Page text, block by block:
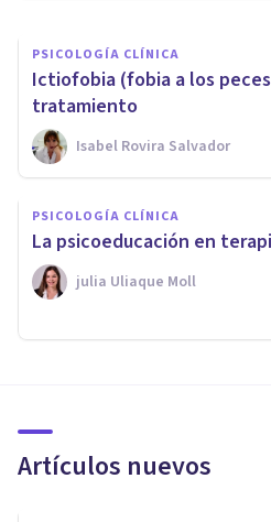
PSICOLOGÍA CLÍNICA
Ictiofobia (fobia a los
tratamiento
Isabel Rovira Salvador
PSICOLOGÍA CLÍNICA
La psicoeducación en
​julia Uliaque Moll
Artículos nuevos